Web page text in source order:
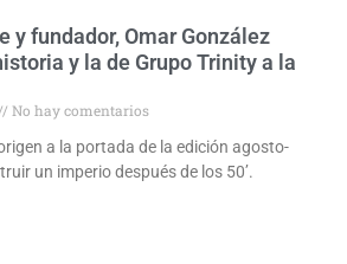
y fundador, Omar González
y la de Grupo Trinity a la
No hay comentarios
a la portada de la edición agosto-
un imperio después de los 50’.